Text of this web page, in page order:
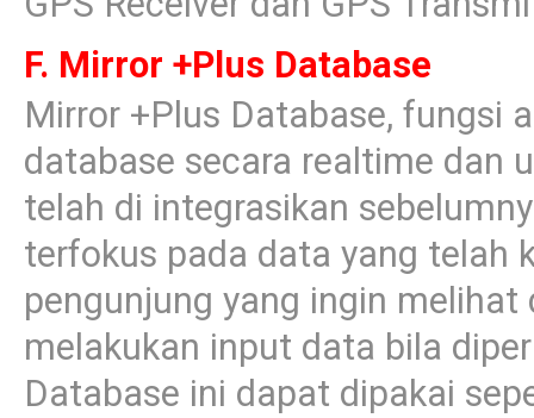
F. Mirror +Plus Database
Mirror +Plus Database, fungsi
database secara realtime dan
telah di integrasikan
terfokus pada data yang telah
pengunjung yang ingin
melakukan input data bila
Database ini dapat dipakai